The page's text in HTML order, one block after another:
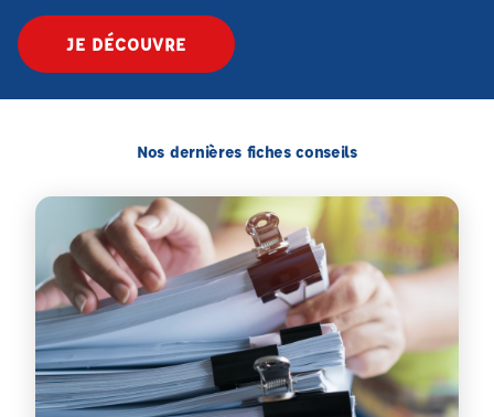
JE DÉCOUVRE
Nos dernières fiches conseils